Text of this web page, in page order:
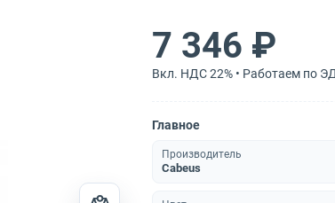
7 346 ₽
Вкл. НДС 22% • Работаем по
Главное
Производитель
Cabeus